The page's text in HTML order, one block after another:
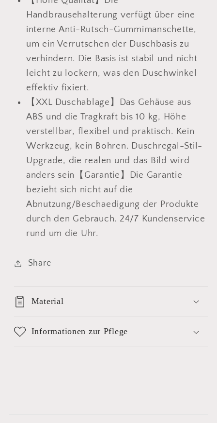
Handbrausehalterung verfügt über eine
interne Anti-Rutsch-Gummimanschette,
um ein Verrutschen der Duschbasis zu
verhindern. Die Basis ist stabil und nicht
leicht zu lockern, was den Duschwinkel
effektiv fixiert.
【XXL Duschablage】Das Gehäuse aus
ABS und die Tragkraft bis 10 kg, Höhe
verstellbar, flexibel und praktisch. Kein
Werkzeug, kein Bohren. Duschregal-Stil-
Upgrade, die realen und das Bild wird
anders sein【Garantie】Die Garantie
bezieht sich nicht auf die
Abnutzung/Beschaedigung der Produkte
durch den Gebrauch. 24/7 Kundenservice
rund um die Uhr.
Share
Material
Informationen zur Pflege